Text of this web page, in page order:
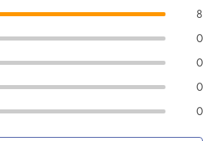
8
0
0
0
0